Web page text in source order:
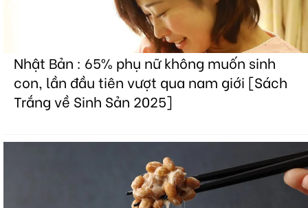
Nhật Bản : 65% phụ nữ không muốn sinh
con, lần đầu tiên vượt qua nam giới [Sách
Trắng về Sinh Sản 2025]